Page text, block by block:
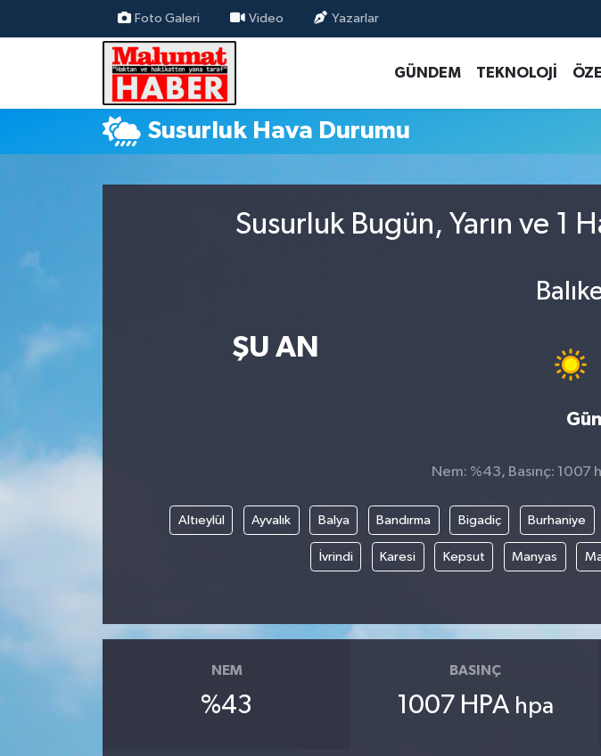
Foto Galeri Video Yazarlar
GÜNDEM TEKNOLOJİ
Susurluk Hava Durumu
Susurluk Bugün, Yarın ve 1
ŞU AN
Nem: %43, Basınç: 1007
Altıeylül Ayvalık Balya Bandırma Bigadiç Burhaniye
İvrindi Karesi Kepsut Manyas
NEM
%43
BASINÇ
1007 HPA hpa
Nöbetçi Eczaneler
Hava Durumu
Trafik Durumu